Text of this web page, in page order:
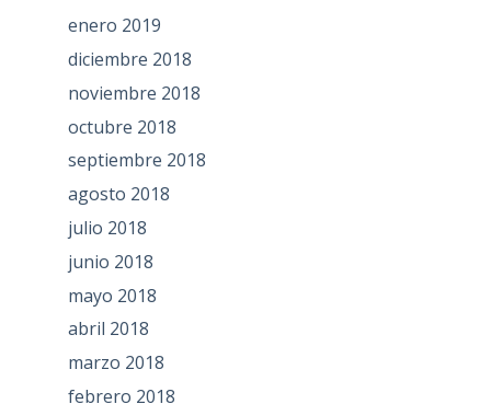
enero 2019
diciembre 2018
noviembre 2018
octubre 2018
septiembre 2018
agosto 2018
julio 2018
junio 2018
mayo 2018
abril 2018
marzo 2018
febrero 2018